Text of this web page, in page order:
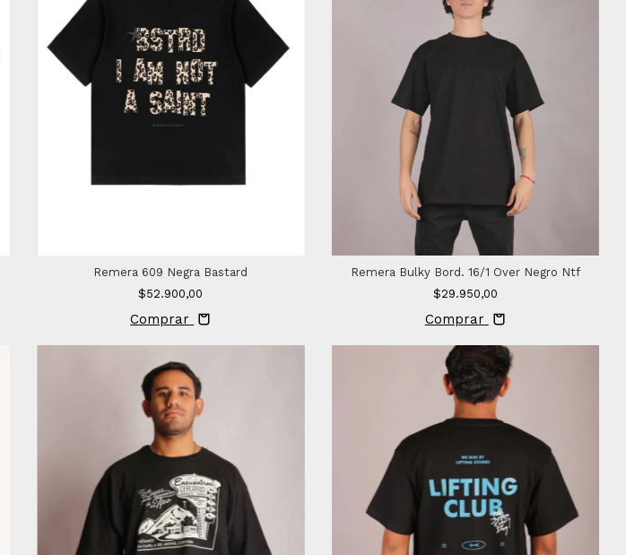
Remera 609 Negra Bastard
$52.900,00
Comprar
Remera Bulky Bord. 16/1 Over Negro Ntf
$29.950,00
Comprar